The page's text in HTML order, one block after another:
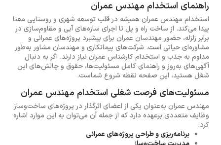
راهنمای استخدام مهندس عمران
استخدام مهندس عمران همیشه در قلب توسعه شهری و روستایی معنا
پیدا می‌کند. از ساخت راه و پل تا اجرای سازه‌های آبی و مقاوم‌سازی در
برابر زلزله، حضور مهندسان عمران برای پیشبرد پروژه‌های عمرانی و
مشاوره‌ای حیاتی است. شرکت‌های پیمانکاری و مهندسان مشاور به‌طور
مداوم به جذب و استخدام کارشناس عمران نیاز دارند. اگر به دنبال
آگهی‌های به‌روز و راهنمای کامل مسئولیت‌ها، حقوق و چالش‌های این
شغل هستید، این صفحه نقطه شروع شماست.
مسئولیت‌های فرصت شغلی استخدام مهندس عمران
مهندس عمران به‌عنوان یکی از اعضای اثرگذار در پروژه‌های ساخت‌وساز
وظایف متعددی برعهده دارد که از جمله آن می‌توان به این موارد اشاره
کرد:
برنامه‌ریزی و طراحی پروژه‌های عمرانی